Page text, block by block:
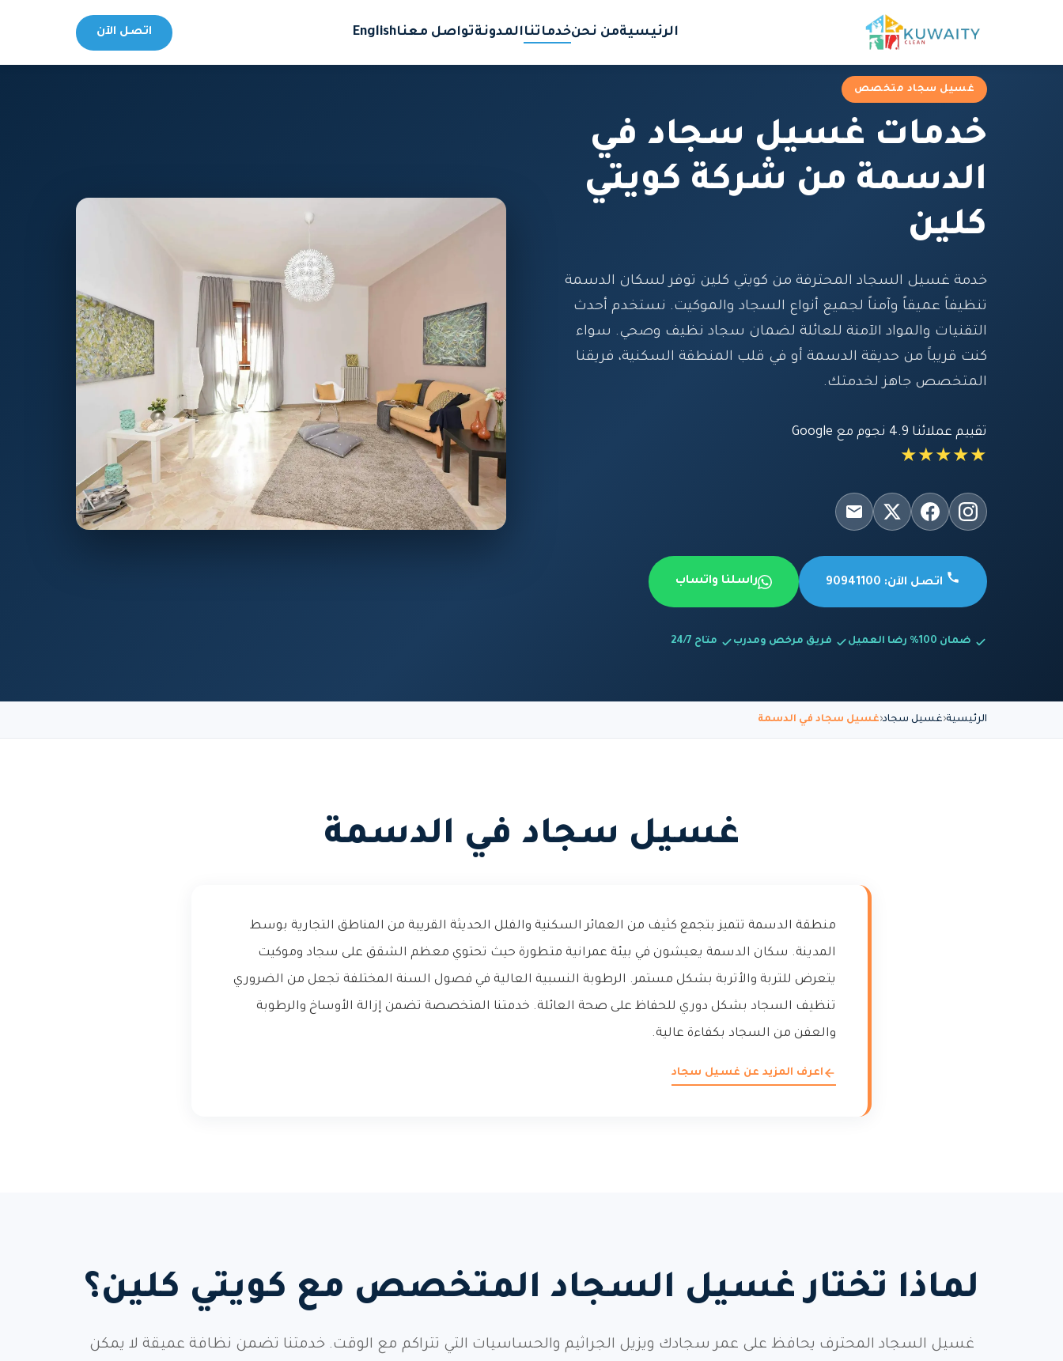
الرئيسيةمن نحنخدماتناالمدونةتواصل معناEnglish اتصل الآن
غسيل سجاد متخصص
خدمات غسيل سجاد في
الدسمة من شركة كويتي
كلين
خدمة غسيل السجاد المحترفة من كويتي كلين توفر لسكان الدسمة
تنظيفاً عميقاً وآمناً لجميع أنواع السجاد والموكيت. نستخدم أحدث
التقنيات والمواد الآمنة للعائلة لضمان سجاد نظيف وصحي. سواء
كنت قريباً من حديقة الدسمة أو في قلب المنطقة السكنية، فريقنا
المتخصص جاهز لخدمتك.
تقييم عملائنا 4.9 نجوم مع Google
★★★★★
اتصل الآن: 90941100 راسلنا واتساب
ضمان 100% رضا العميل فريق مرخص ومدرب متاح 24/7
الرئيسية غسيل سجاد غسيل سجاد في الدسمة
غسيل سجاد في الدسمة
منطقة الدسمة تتميز بتجمع كثيف من العمائر السكنية والفلل الحديثة القريبة من المناطق التجارية بوسط
المدينة. سكان الدسمة يعيشون في بيئة عمرانية متطورة حيث تحتوي معظم الشقق على سجاد وموكيت
يتعرض للتربة والأتربة بشكل مستمر. الرطوبة النسبية العالية في فصول السنة المختلفة تجعل من الضروري
تنظيف السجاد بشكل دوري للحفاظ على صحة العائلة. خدمتنا المتخصصة تضمن إزالة الأوساخ والرطوبة
والعفن من السجاد بكفاءة عالية.
اعرف المزيد عن غسيل سجاد
لماذا تختار غسيل السجاد المتخصص مع كويتي كلين؟
غسيل السجاد المحترف يحافظ على عمر سجادك ويزيل الجراثيم والحساسيات التي تتراكم مع الوقت. خدمتنا تضمن نظافة عميقة لا يمكن